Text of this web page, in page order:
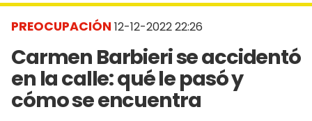
PREOCUPACIÓN 12-12-2022 22:26
Carmen Barbieri se accidentó
en la calle: qué le pasó y
cómo se encuentra